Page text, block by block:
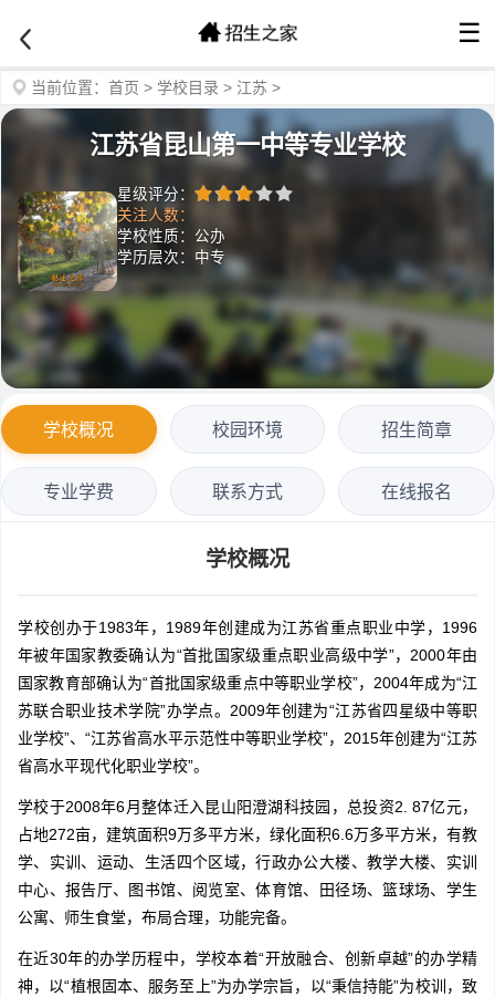
☰
当前位置： 首页 > 学校目录 > 江苏 >
江苏省昆山第一中等专业学校
星级评分：
关注人数：
学校性质：公办
学历层次：中专
学校概况 校园环境 招生简章
专业学费 联系方式 在线报名
学校概况
学校创办于1983年，1989年创建成为江苏省重点职业中学，1996
年被年国家教委确认为“首批国家级重点职业高级中学”，2000年由
国家教育部确认为“首批国家级重点中等职业学校”，2004年成为“江
苏联合职业技术学院”办学点。2009年创建为“江苏省四星级中等职
业学校”、“江苏省高水平示范性中等职业学校”，2015年创建为“江苏
省高水平现代化职业学校”。
学校于2008年6月整体迁入昆山阳澄湖科技园，总投资2. 87亿元，
占地272亩，建筑面积9万多平方米，绿化面积6.6万多平方米，有教
学、实训、运动、生活四个区域，行政办公大楼、教学大楼、实训
中心、报告厅、图书馆、阅览室、体育馆、田径场、篮球场、学生
公寓、师生食堂，布局合理，功能完备。
在近30年的办学历程中，学校本着“开放融合、创新卓越”的办学精
神，以“植根固本、服务至上”为办学宗旨，以“秉信持能”为校训，致